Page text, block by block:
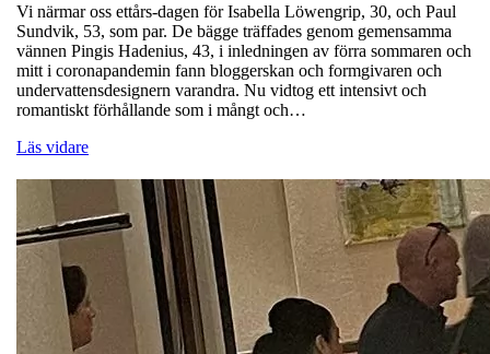
Vi närmar oss ettårs-dagen för Isabella Löwengrip, 30, och Paul
Sundvik, 53, som par. De bägge träffades genom gemensamma
vännen Pingis Hadenius, 43, i inledningen av förra sommaren och
mitt i coronapandemin fann bloggerskan och formgivaren och
undervattensdesignern varandra. Nu vidtog ett intensivt och
romantiskt förhållande som i mångt och…
Läs vidare